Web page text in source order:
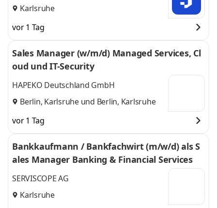
Karlsruhe
vor 1 Tag
Sales Manager (w/m/d) Managed Services, Cl
oud und IT-Security
HAPEKO Deutschland GmbH
Berlin, Karlsruheund Berlin, Karlsruhe
vor 1 Tag
Bankkaufmann / Bankfachwirt (m/w/d) als S
ales Manager Banking & Financial Services
SERVISCOPE AG
Karlsruhe